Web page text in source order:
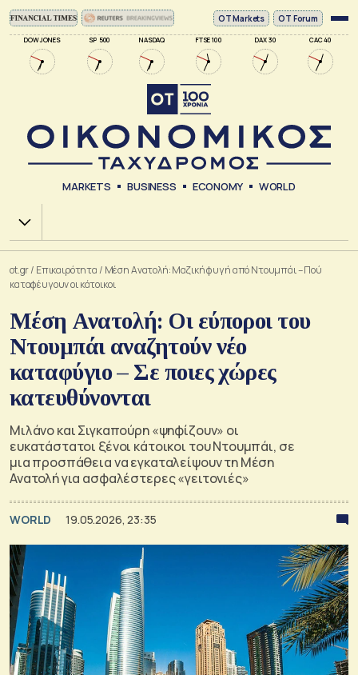
DOW JONES SP 500 NASDAQ FTSE 100 DAX 30 CAC 40
ΟΤ Markets OT Forum
MARKETS BUSINESS ECONOMY WORLD
Χ.Α.
ot.gr/ Επικαιρότητα / Μέση Ανατολή: Μαζική φυγή από Ντουμπάι – Πού
καταφέυγουν οι κάτοικοι
Μέση Ανατολή: Οι εύποροι του
Ντουμπάι αναζητούν νέο
καταφύγιο – Σε ποιες χώρες
κατευθύνονται
Μιλάνο και Σιγκαπούρη «ψηφίζουν» οι
ευκατάστατοι ξένοι κάτοικοι του Ντουμπάι, σε
μια προσπάθεια να εγκαταλείψουν τη Μέση
Ανατολή για ασφαλέστερες «γειτονιές»
WORLD 19.05.2026, 23:35